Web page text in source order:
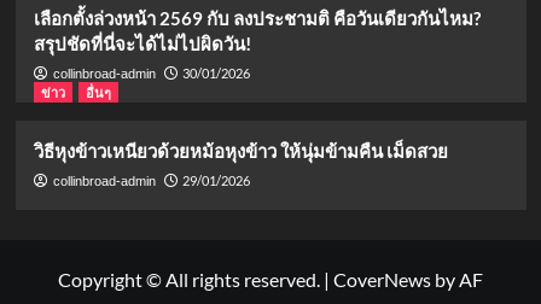
เลือกตั้งล่วงหน้า 2569 กับ ลงประชามติ คือวันเดียวกันไหม?
สรุปชัดที่นี่จะได้ไม่ไปผิดวัน!
collinbroad-admin
30/01/2026
ข่าว
อื่นๆ
วิธีหุงข้าวเหนียวด้วยหม้อหุงข้าว ให้นุ่มข้ามคืน เม็ดสวย
collinbroad-admin 29/01/2026
Copyright © All rights reserved. | CoverNews by AF